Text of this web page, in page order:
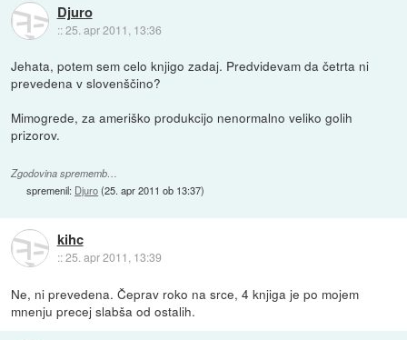
Djuro
::25. apr 2011, 13:36
Jehata, potem sem celo knjigo zadaj. Predvidevam da četrta ni
prevedena v slovenščino?
Mimogrede, za ameriško produkcijo nenormalno veliko golih
prizorov.
Zgodovina sprememb…
spremenil: Djuro(25. apr 2011 ob 13:37)
kihc
::25. apr 2011, 13:39
Ne, ni prevedena. Čeprav roko na srce, 4 knjiga je po mojem
mnenju precej slabša od ostalih.